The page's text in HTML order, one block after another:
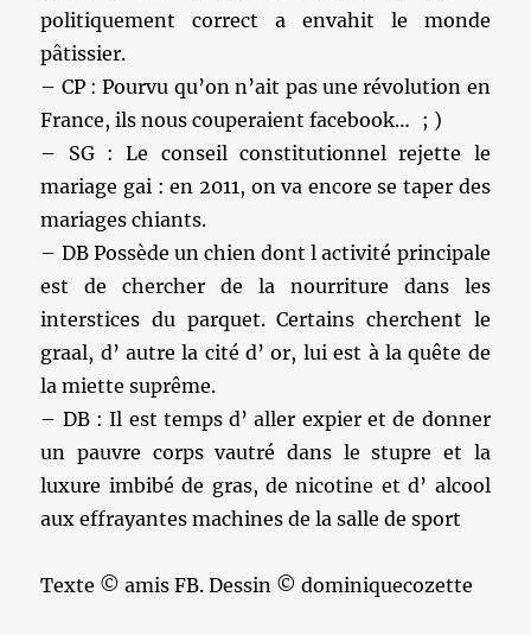
politiquement correct a envahit le monde
pâtissier.
– CP : Pourvu qu’on n’ait pas une révolution en
France, ils nous couperaient facebook… ; )
– SG : Le conseil constitutionnel rejette le
mariage gai : en 2011, on va encore se taper des
mariages chiants.
– DB Possède un chien dont l activité principale
est de chercher de la nourriture dans les
interstices du parquet. Certains cherchent le
graal, d’ autre la cité d’ or, lui est à la quête de
la miette suprême.
– DB : Il est temps d’ aller expier et de donner
un pauvre corps vautré dans le stupre et la
luxure imbibé de gras, de nicotine et d’ alcool
aux effrayantes machines de la salle de sport
Texte © amis FB. Dessin © dominiquecozette